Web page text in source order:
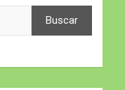
Buscar